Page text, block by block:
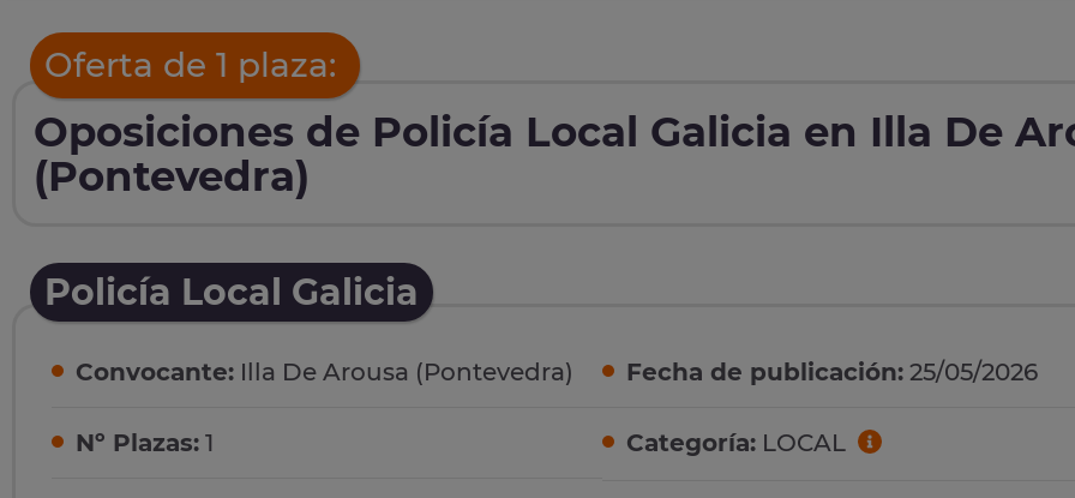
Oferta de 1 plaza:
Oposiciones de Policía Local Galicia en Illa De
(Pontevedra)
Policía Local Galicia
Convocante: Illa De Arousa (Pontevedra)
Nº Plazas: 1
Fecha de publicación: 25/05/2026
Categoría: LOCAL